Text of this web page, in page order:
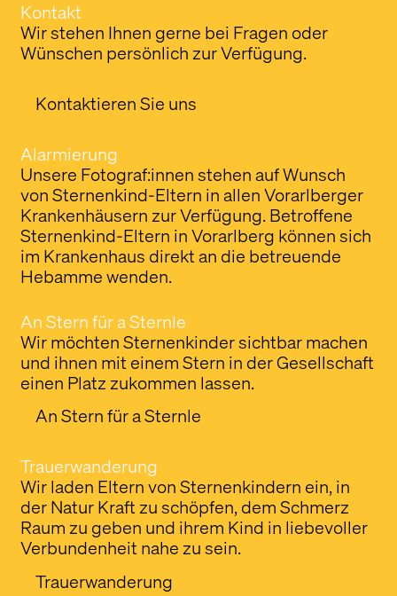
Kontakt
Wir stehen Ihnen gerne bei Fragen oder
Wünschen persönlich zur Verfügung.
Kontaktieren Sie uns
Alarmierung
Unsere Fotograf:innen stehen auf Wunsch
von Sternenkind-Eltern in allen Vorarlberger
Krankenhäusern zur Verfügung. Betroffene
Sternenkind-Eltern in Vorarlberg können sich
im Krankenhaus direkt an die betreuende
Hebamme wenden.
An Stern für a Sternle
Wir möchten Sternenkinder sichtbar machen
und ihnen mit einem Stern in der Gesellschaft
einen Platz zukommen lassen.
An Stern für a Sternle
Trauerwanderung
Wir laden Eltern von Sternenkindern ein, in
der Natur Kraft zu schöpfen, dem Schmerz
Raum zu geben und ihrem Kind in liebevoller
Verbundenheit nahe zu sein.
Trauerwanderung